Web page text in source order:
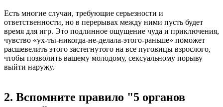
Есть многие случаи, требующие серьезности и
ответственности, но в перерывах между ними пусть будет
время для игр. Это подлинное ощущение чуда и приключения,
чувство «ух-ты-никогда-не-делала-этого-раньше» поможет
расшевелить этого застегнутого на все пуговицы взрослого,
чтобы позволить вашему молодому, сексуальному порыву
выйти наружу.
2. Вспомните правило "5 органов